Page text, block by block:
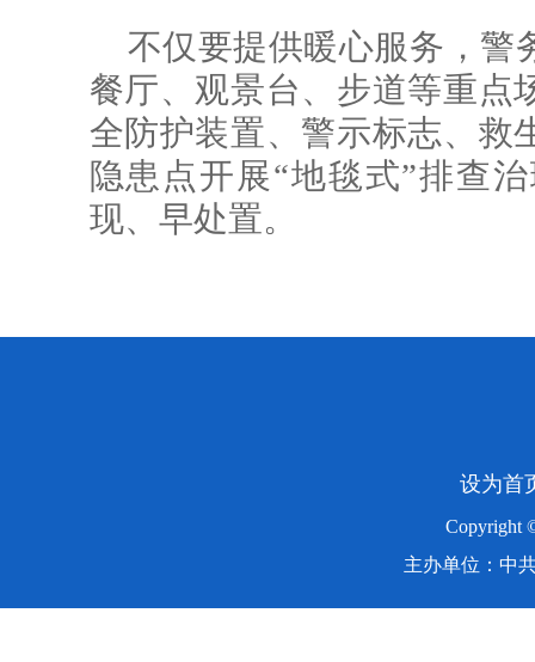
不仅要提供暖心服务，警
餐厅、观景台、步道等重点
全防护装置、警示标志、救
隐患点开展“地毯式”排查
现、早处置。
设为首
Copyright
主办单位：中